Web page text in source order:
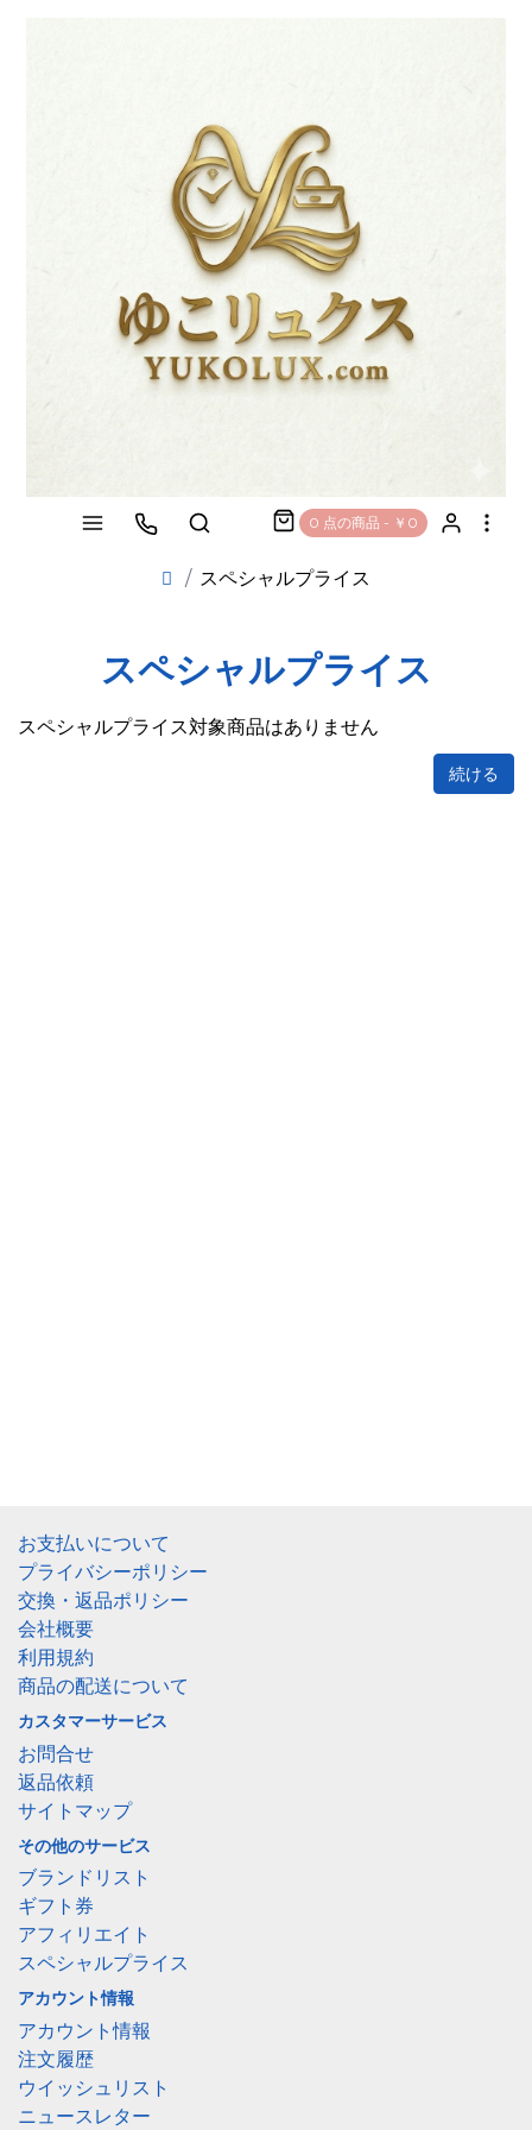
0 点の商品 - ￥0
スペシャルプライス
スペシャルプライス
スペシャルプライス対象商品はありません
続ける
お支払いについて
プライバシーポリシー
交換・返品ポリシー
会社概要
利用規約
商品の配送について
カスタマーサービス
お問合せ
返品依頼
サイトマップ
その他のサービス
ブランドリスト
ギフト券
アフィリエイト
スペシャルプライス
アカウント情報
アカウント情報
注文履歴
ウイッシュリスト
ニュースレター